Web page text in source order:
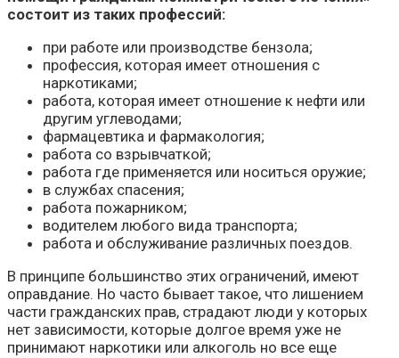
состоит из таких профессий:
при работе или производстве бензола;
профессия, которая имеет отношения с
наркотиками;
работа, которая имеет отношение к нефти или
другим углеводами;
фармацевтика и фармакология;
работа со взрывчаткой;
работа где применяется или носиться оружие;
в службах спасения;
работа пожарником;
водителем любого вида транспорта;
работа и обслуживание различных поездов.
В принципе большинство этих ограничений, имеют
оправдание. Но часто бывает такое, что лишением
части гражданских прав, страдают люди у которых
нет зависимости, которые долгое время уже не
принимают наркотики или алкоголь но все еще